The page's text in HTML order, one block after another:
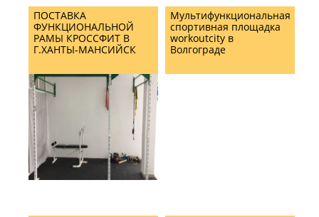
ПОСТАВКА
ФУНКЦИОНАЛЬНОЙ
РАМЫ КРОССФИТ В
Г.ХАНТЫ-МАНСИЙСК
Мультифункциональная
спортивная площадка
workoutcity в
Волгограде